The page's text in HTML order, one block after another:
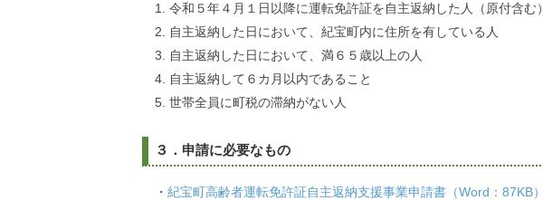
令和５年４月１日以降に運転免許証を自主返納した人（原付含む）
自主返納した日において、紀宝町内に住所を有している人
自主返納した日において、満６５歳以上の人
自主返納して６カ月以内であること
世帯全員に町税の滞納がない人
３．申請に必要なもの
・ 紀宝町高齢者運転免許証自主返納支援事業申請書（Word：87KB）